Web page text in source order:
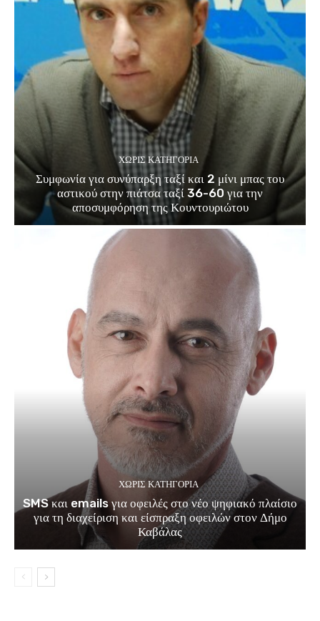
ΧΩΡΊΣ ΚΑΤΗΓΟΡΊΑ
Συμφωνία για συνύπαρξη ταξί και 2 μίνι μπας του
αστικού στην πιάτσα ταξί 36-60 για την
αποσυμφόρηση της Κουντουριώτου
ΧΩΡΊΣ ΚΑΤΗΓΟΡΊΑ
SMS και emails για οφειλές στο νέο ψηφιακό πλαίσιο
για τη διαχείριση και είσπραξη οφειλών στον Δήμο
Καβάλας